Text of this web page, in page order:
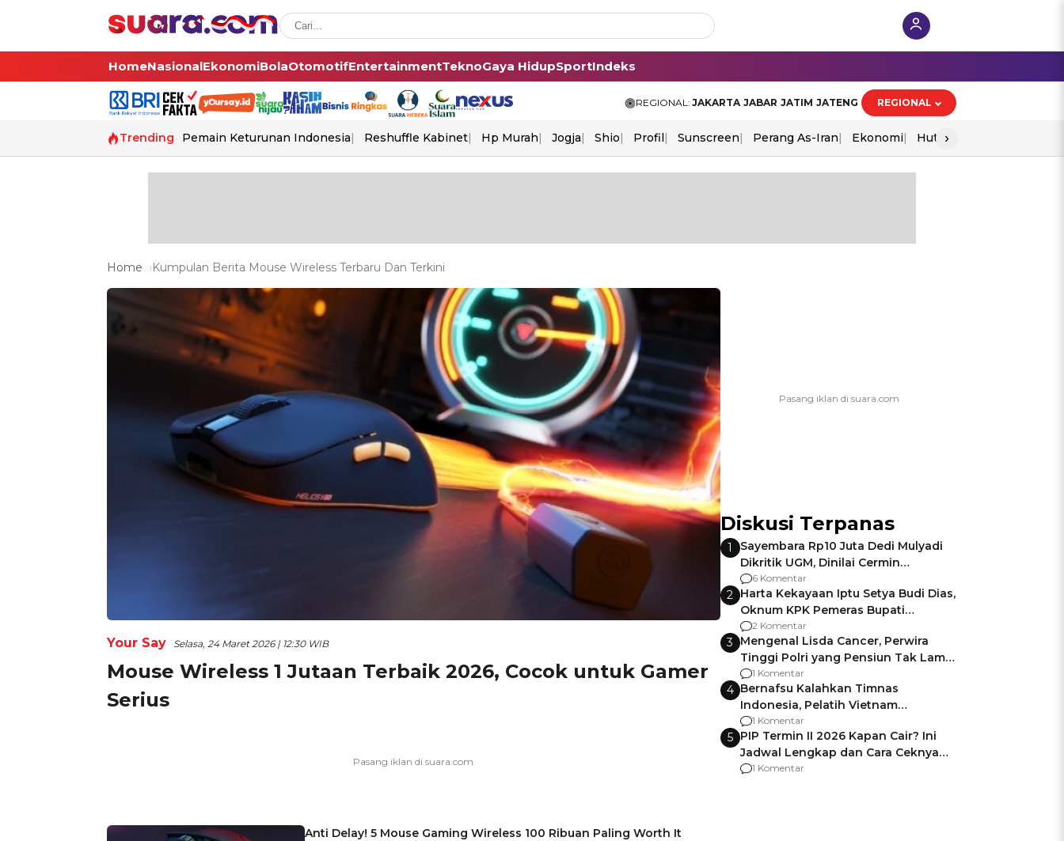
HomeNasionalEkonomiBolaOtomotifEntertainmentTeknoGaya HidupSportIndeks
REGIONAL: JAKARTA JABAR JATIM JATENG REGIONAL
Trending Pemain Keturunan Indonesia Reshuffle Kabinet Hp Murah Jogja Shio Profil Sunscreen Perang As-Iran Ekonomi Hut Ri
›
Home Kumpulan Berita Mouse Wireless Terbaru Dan Terkini
Your Say Selasa, 24 Maret 2026 | 12:30 WIB
Mouse Wireless 1 Jutaan Terbaik 2026, Cocok untuk Gamer
Serius
Anti Delay! 5 Mouse Gaming Wireless 100 Ribuan Paling Worth It
Diskusi Terpanas
1
Sayembara Rp10 Juta Dedi Mulyadi
Dikritik UGM, Dinilai Cermin
Gagalnya Negara Jamin Keamanan
6 Komentar
2 Harta Kekayaan Iptu Setya Budi Dias,
Oknum KPK Pemeras Bupati
Pemalang
2 Komentar
3 Mengenal Lisda Cancer, Perwira
Tinggi Polri yang Pensiun Tak Lama
Usai Jadi Brigjen
1 Komentar
4 Bernafsu Kalahkan Timnas
Indonesia, Pelatih Vietnam
Berencana Pakai Jimat di Pakansari
1 Komentar
5 PIP Termin II 2026 Kapan Cair? Ini
Jadwal Lengkap dan Cara Ceknya
agar Dana Tidak Hangus!
1 Komentar